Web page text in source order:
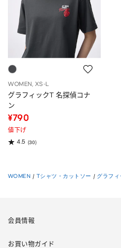
WOMEN, XS-L
グラフィックT 名探偵コナ
ン
¥790
値下げ
4.5 (30)
WOMEN / Tシャツ・カットソー / グラフ
会員情報
お買い物ガイド